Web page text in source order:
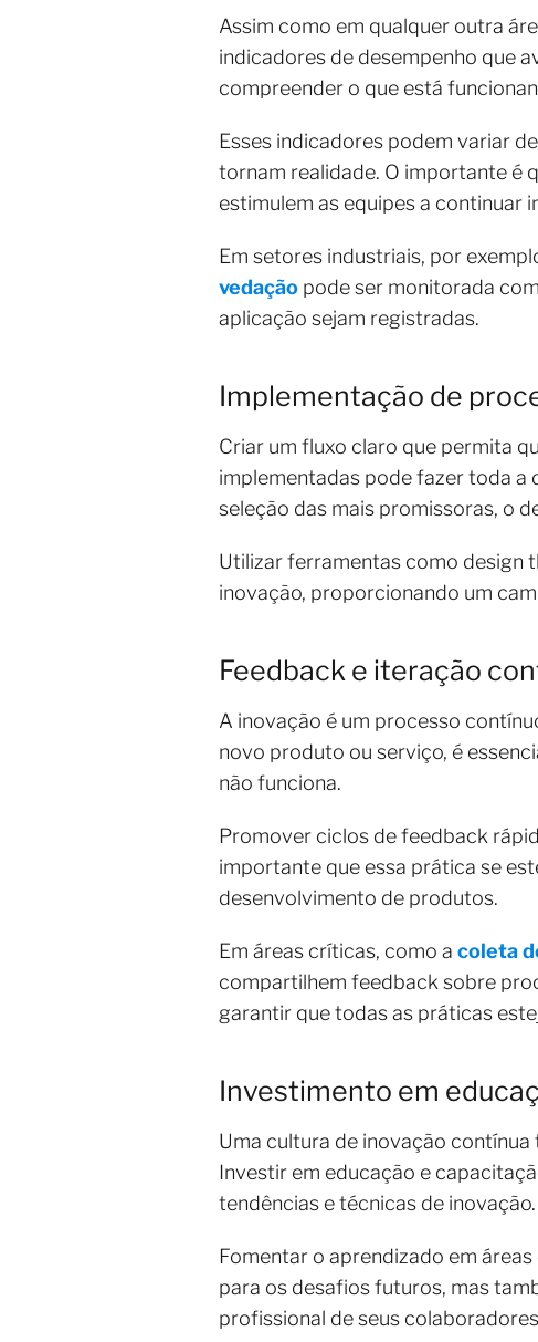
Assim como em qualquer outra
indicadores de desempenho que
compreender o que está
Esses indicadores podem variar
tornam realidade. O importante é
estimulem as equipes a continuar
Em setores industriais, por
vedação pode ser monitorada
aplicação sejam registradas.
Implementação de
Criar um fluxo claro que permita
implementadas pode fazer toda a
seleção das mais promissoras, o
Utilizar ferramentas como design
inovação, proporcionando um
Feedback e iteração
A inovação é um processo
novo produto ou serviço, é
não funciona.
Promover ciclos de feedback
importante que essa prática se
desenvolvimento de produtos.
Em áreas críticas, como a coleta
compartilhem feedback sobre
garantir que todas as práticas
Investimento em
Uma cultura de inovação
Investir em educação e
tendências e técnicas de inovação.
Fomentar o aprendizado em
para os desafios futuros, mas
profissional de seus